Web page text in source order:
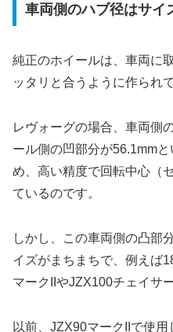
車両側のハブ径はサイ
純正のホイールは、車両に
ッタリと合うように作られ
レヴォーグの場合、車両側
ール側の凹部分が56.1mm
め、高い精度で回転中心（
ているのです。
しかし、この車両側の凸部
イズがまちまちで、例えば
マークIIやJZX100チェイサ
以前、JZX90マークIIで使